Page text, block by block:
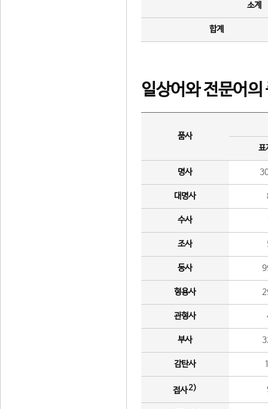
소계
합계
일상어와 전문어의
품사
표
명사
대명사
수사
조사
동사
형용사
관형사
부사
감탄사
접사2)